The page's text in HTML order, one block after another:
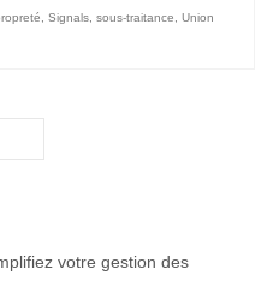
Signals sous-traitance
Union
votre gestion des